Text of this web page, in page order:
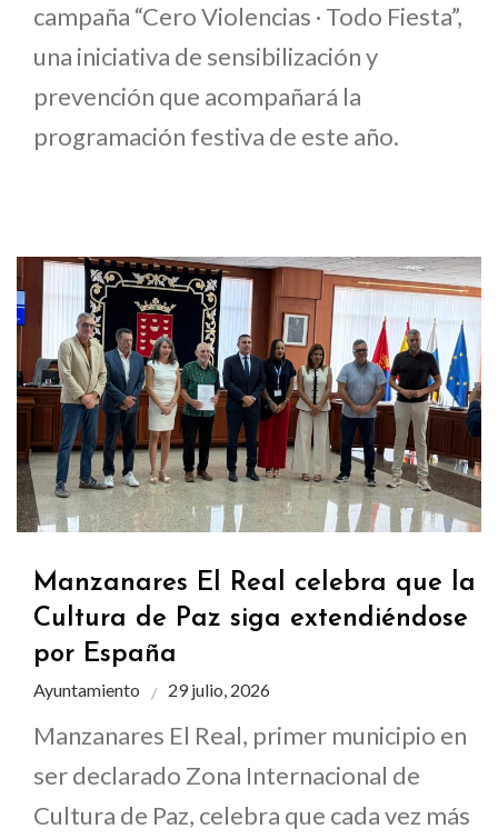
campaña “Cero Violencias · Todo Fiesta”,
una iniciativa de sensibilización y
prevención que acompañará la
programación festiva de este año.
Manzanares El Real celebra que la
Cultura de Paz siga extendiéndose
por España
Ayuntamiento 29 julio, 2026
Manzanares El Real, primer municipio en
ser declarado Zona Internacional de
Cultura de Paz, celebra que cada vez más